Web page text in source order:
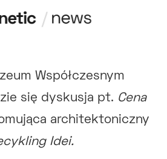
Współczesnym
się dyskusja pt. Cena
architektoniczny
Idei.